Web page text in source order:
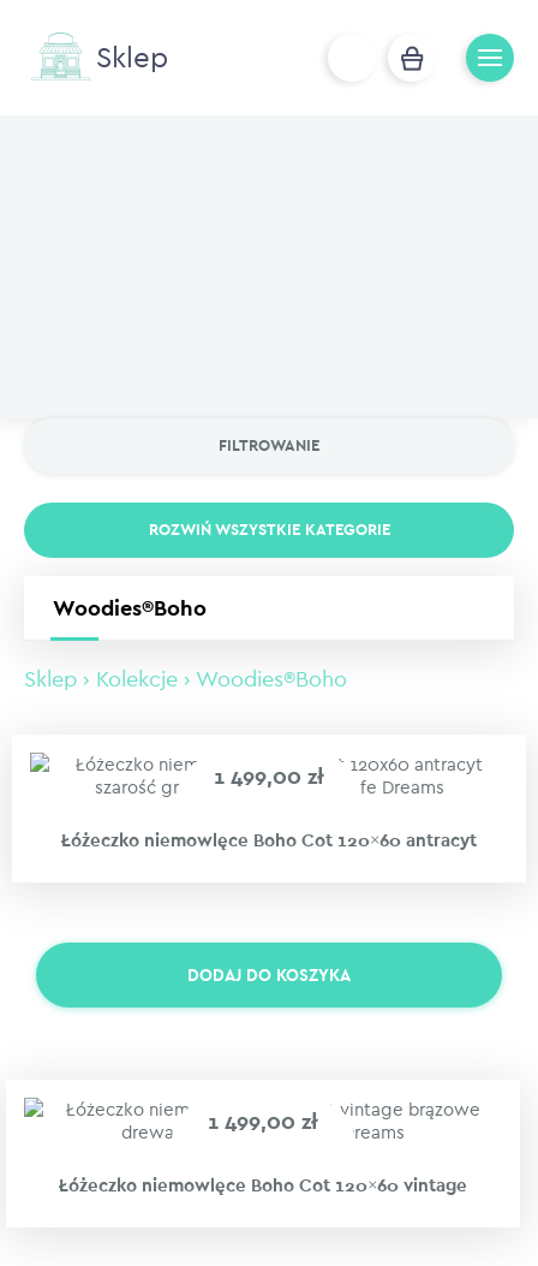
FILTROWANIE
ROZWIŃ WSZYSTKIE KATEGORIE
Woodies®Boho
Sklep › Kolekcje › Woodies®Boho
1 499,00 zł
Łóżeczko niemowlęce Boho Cot 120×60 antracyt
DODAJ DO KOSZYKA
1 499,00 zł
Łóżeczko niemowlęce Boho Cot 120×60 vintage